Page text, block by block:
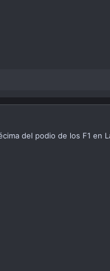
del podio de los F1 en